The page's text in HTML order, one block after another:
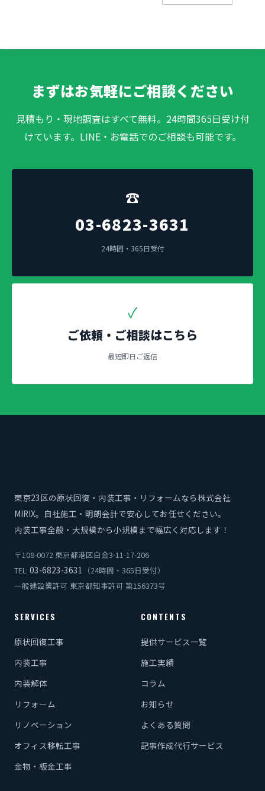
まずはお気軽にご相談ください
見積もり・現地調査はすべて無料。24時間365日受け付
けています。LINE・お電話でのご相談も可能です。
☎
03-6823-3631
24時間・365日受付
✓
ご依頼・ご相談はこちら
最短即日ご返信
東京23区の原状回復・内装工事・リフォームなら株式会社
MIRIX。自社施工・明朗会計で安心してお任せください。
内装工事全般・大規模から小規模まで幅広く対応します！
〒108-0072 東京都港区白金3-11-17-206
TEL: 03-6823-3631
（24時間・365日受付）
一般建設業許可 東京都知事許可 第156373号
SERVICES
原状回復工事
内装工事
内装解体
リフォーム
リノベーション
オフィス移転工事
金物・板金工事
CONTENTS
提供サービス一覧
施工実績
コラム
お知らせ
よくある質問
記事作成代行サービス